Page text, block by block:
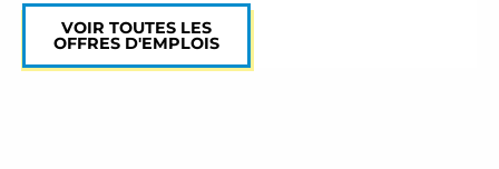
VOIR TOUTES LES
OFFRES D'EMPLOIS